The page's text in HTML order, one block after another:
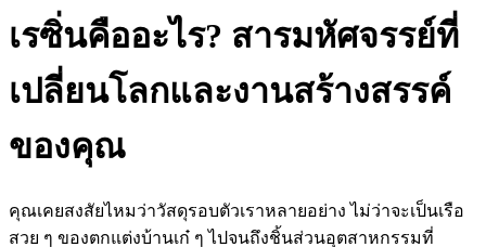
เรซิ่นคืออะไร? สารมหัศจรรย์ที่
เปลี่ยนโลกและงานสร้างสรรค์
ของคุณ
คุณเคยสงสัยไหมว่าวัสดุรอบตัวเราหลายอย่าง ไม่ว่าจะเป็นเรือ
สวย ๆ ของตกแต่งบ้านเก๋ ๆ ไปจนถึงชิ้นส่วนอุตสาหกรรมที่